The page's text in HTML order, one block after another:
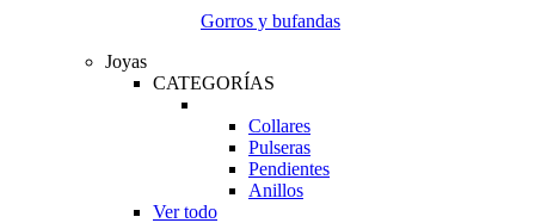
Gorros y bufandas
Joyas
CATEGORÍAS
Collares
Pulseras
Pendientes
Anillos
Ver todo